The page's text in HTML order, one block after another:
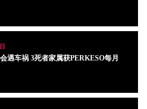
遇车祸 3死者家属获PERKESO每月